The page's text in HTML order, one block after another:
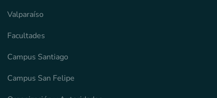
Valparaíso
Facultades
Campus Santiago
Campus San Felipe